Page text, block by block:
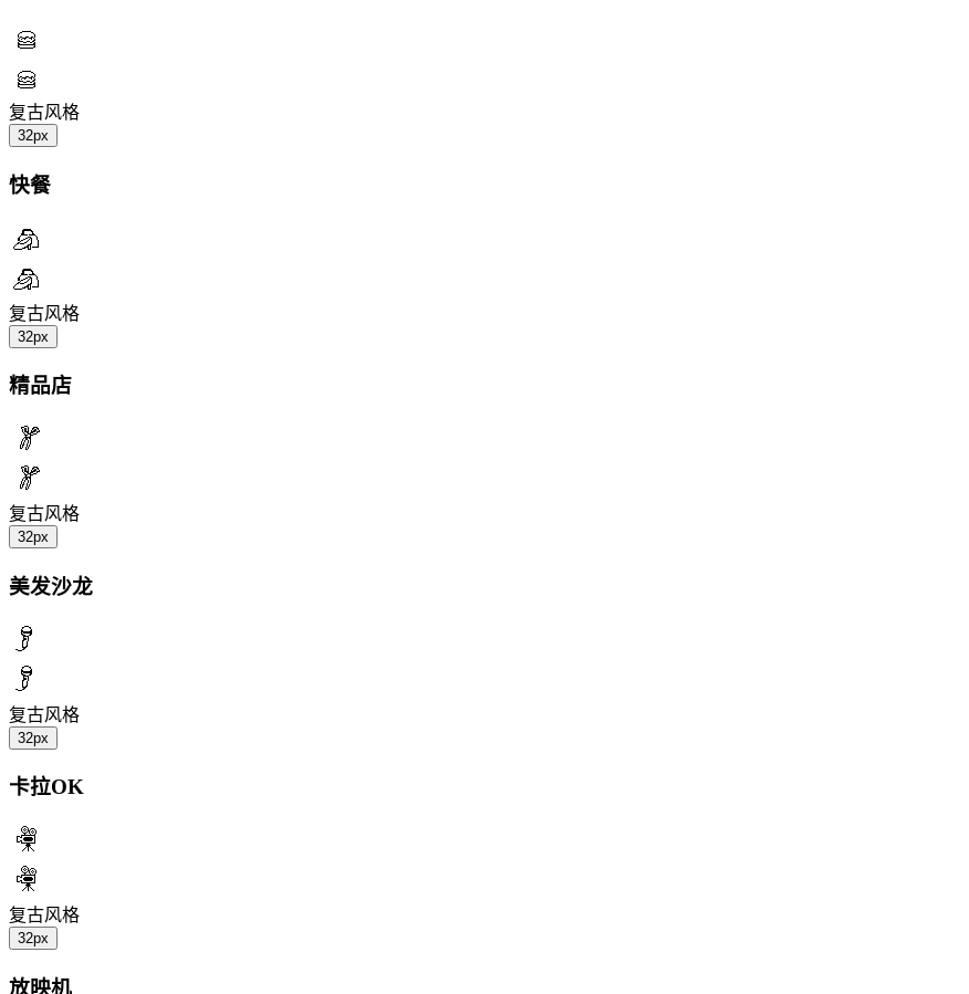
复古风格
32px
快餐
复古风格
32px
精品店
复古风格
32px
美发沙龙
复古风格
32px
卡拉OK
复古风格
32px
放映机